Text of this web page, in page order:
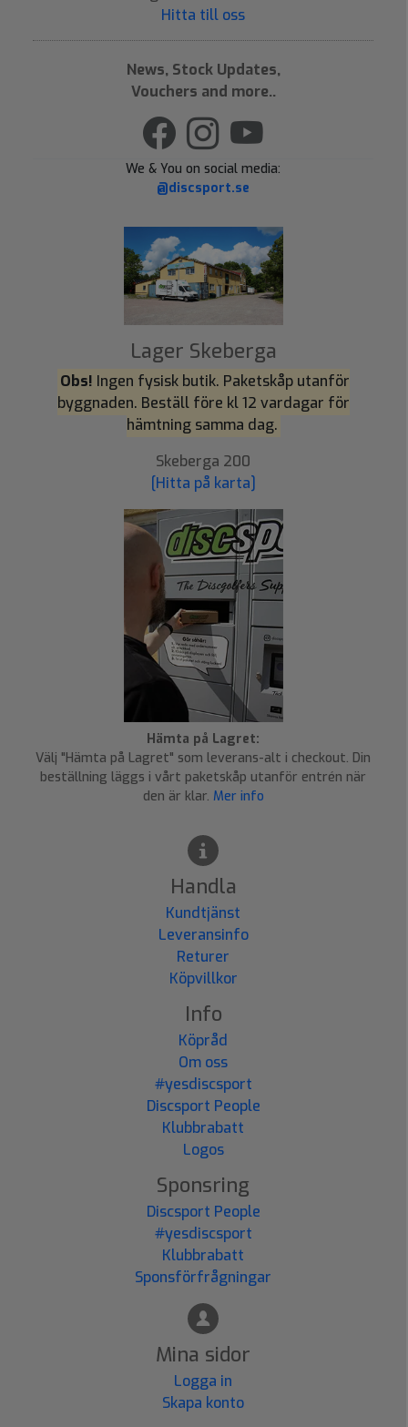
Hitta till oss
News, Stock Updates,
Vouchers and more..
We & You on social media:
@discsport.se
Lager Skeberga
Obs! Ingen fysisk butik. Paketskåp utanför
byggnaden. Beställ före kl 12 vardagar för
hämtning samma dag.
Skeberga 200
[Hitta på karta]
Hämta på Lagret:
Välj "Hämta på Lagret" som leverans-alt i checkout. Din
beställning läggs i vårt paketskåp utanför entrén när
den är klar. Mer info
Handla
Kundtjänst
Leveransinfo
Returer
Köpvillkor
Info
Köpråd
Om oss
#yesdiscsport
Discsport People
Klubbrabatt
Logos
Sponsring
Discsport People
#yesdiscsport
Klubbrabatt
Sponsförfrågningar
Mina sidor
Logga in
Skapa konto